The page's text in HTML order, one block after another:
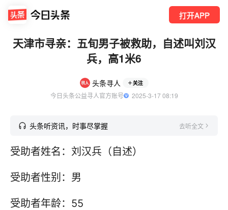
打开APP
天津市寻亲：五旬男子被救助，自述叫刘汉
兵，高1米6
头条寻人 关注
今日头条公益寻人官方账号
  2025-3-17 08:19
头条听资讯，时事尽掌握 去听全文
受助者姓名：刘汉兵（自述）
受助者性别：男
受助者年龄：55